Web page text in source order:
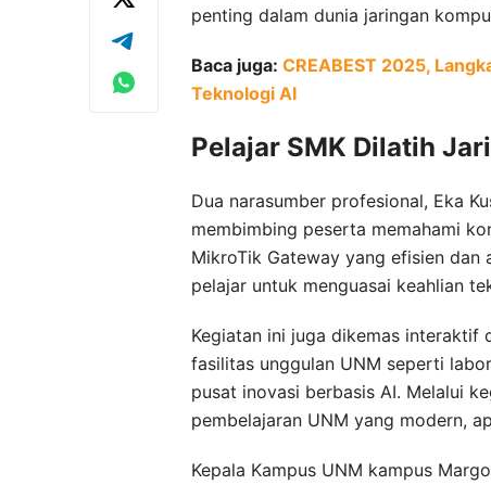
penting dalam dunia jaringan
Baca juga: CREABEST 2025,
Teknologi AI
Pelajar SMK Dilatih
Dua narasumber profesional, Eka
membimbing peserta memahami
MikroTik Gateway yang efisien dan
pelajar untuk menguasai keahlian
Kegiatan ini juga dikemas interaktif
fasilitas unggulan UNM seperti
pusat inovasi berbasis AI. Melalui
pembelajaran UNM yang modern,
Kepala Kampus UNM kampus